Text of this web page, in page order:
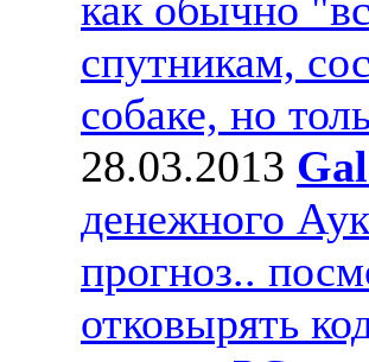
как обычно
спутникам,
собаке, но
28.03.2013
денежного
прогноз..
отковырять